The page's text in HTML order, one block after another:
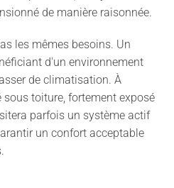
de manière raisonnée.
les mêmes besoins. Un
d'un environnement
de climatisation. À
toiture, fortement exposé
parfois un système actif
un confort acceptable